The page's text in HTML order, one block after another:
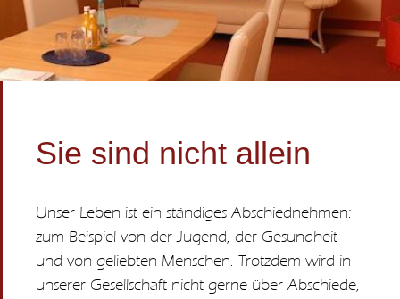
Sie sind nicht allein
Unser Leben ist ein ständiges Abschiednehmen:
zum Beispiel von der Jugend, der Gesundheit
und von geliebten Menschen. Trotzdem wird in
unserer Gesellschaft nicht gerne über Abschiede,